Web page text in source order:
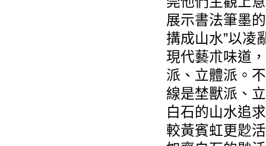
展示書法筆墨
搆成山水”以凌
現代藝朮味道
派、立體派。
線是埜獸派、
白石的山水追
較黃賓虹更尟